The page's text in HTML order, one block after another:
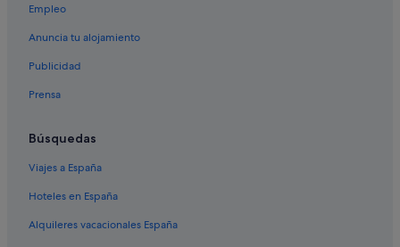
Empleo
Anuncia tu alojamiento
Publicidad
Prensa
Búsquedas
Viajes a España
Hoteles en España
Alquileres vacacionales España